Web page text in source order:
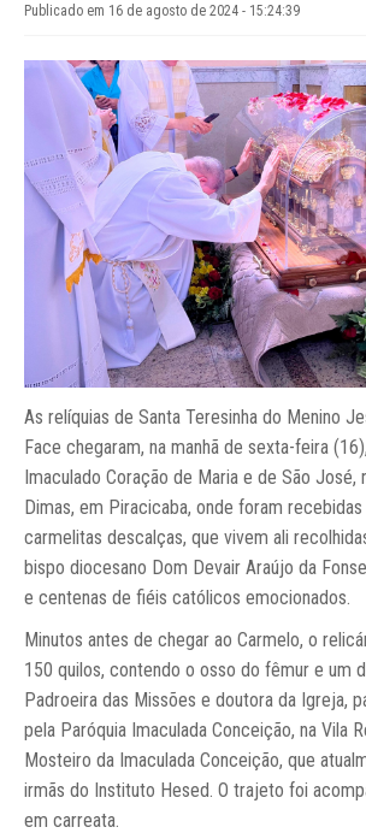
Publicado em 16 de agosto de 2024 - 15:24:39
As relíquias de Santa Teresinha do Menino
Face chegaram, na manhã de sexta-feira
Imaculado Coração de Maria e de São José,
Dimas, em Piracicaba, onde foram
carmelitas descalças, que vivem ali
bispo diocesano Dom Devair Araújo da
e centenas de fiéis católicos emocionados.
Minutos antes de chegar ao Carmelo, o
150 quilos, contendo o osso do fêmur e um
Padroeira das Missões e doutora da Igreja,
pela Paróquia Imaculada Conceição, na Vila
Mosteiro da Imaculada Conceição, que
irmãs do Instituto Hesed. O trajeto foi
em carreata.